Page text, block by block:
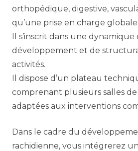
orthopédique, digestive,
qu’une prise en charge
Il s’inscrit dans une dynamique
développement et de
activités.
Il dispose d’un plateau
comprenant plusieurs salles
adaptées aux interventions
Dans le cadre du
rachidienne, vous intégrerez